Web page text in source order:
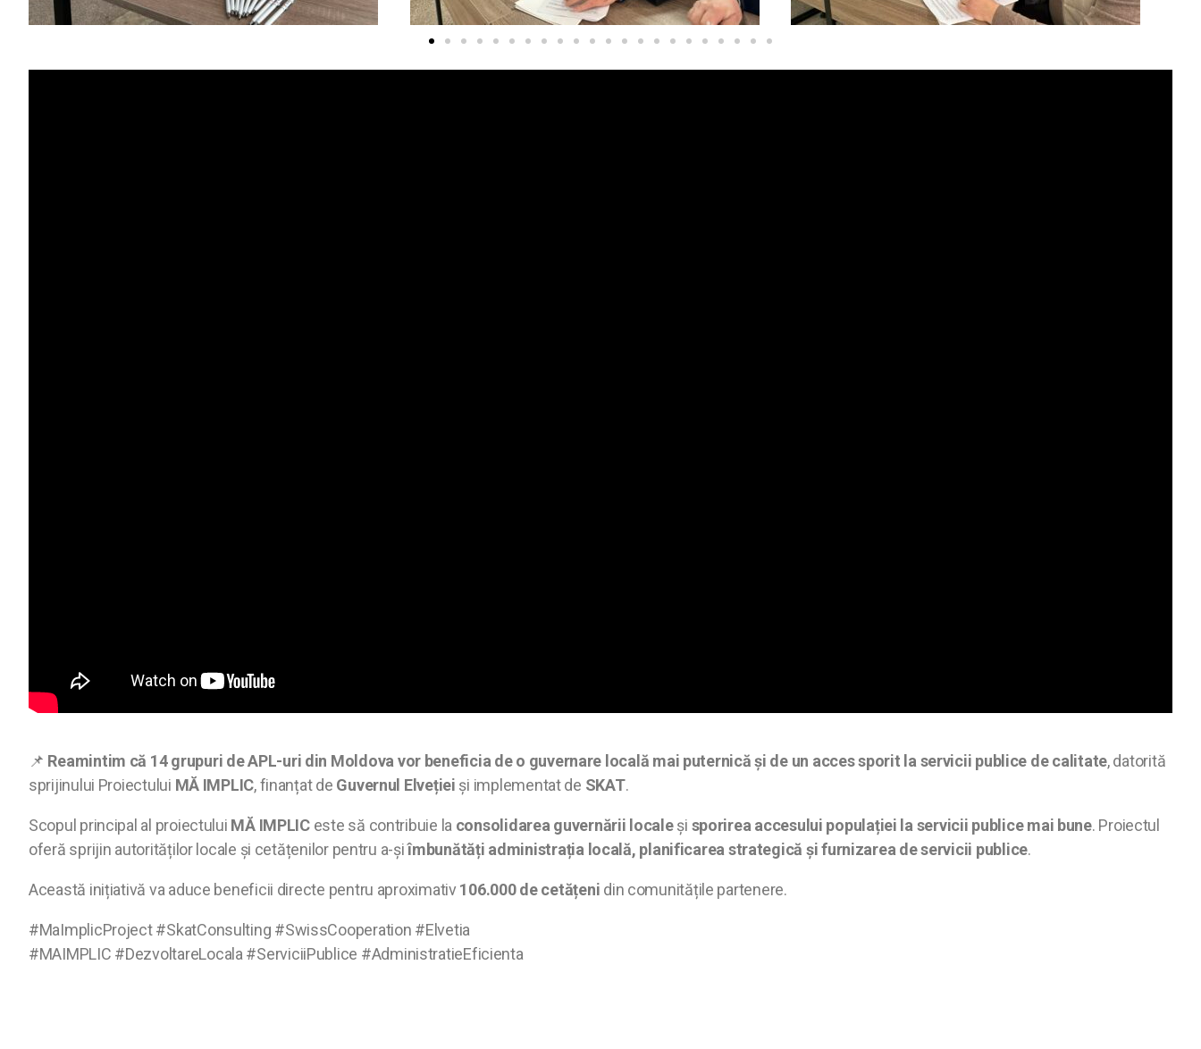
📌 Reamintim că 14 grupuri de APL-uri din Moldova vor beneficia de o guvernare locală mai puternică și de un acces sporit la servicii publice de calitate, datorită
sprijinului Proiectului MĂ IMPLIC, finanțat de Guvernul Elveției și implementat de SKAT.
Scopul principal al proiectului MĂ IMPLICeste să contribuie la consolidarea guvernării localeși sporirea accesului populației la servicii publice mai bune. Proiectul
oferă sprijin autorităților locale și cetățenilor pentru a-șiîmbunătăți administrația locală, planificarea strategică și furnizarea de servicii publice.
Această inițiativă va aduce beneficii directe pentru aproximativ106.000 de cetățeni din comunitățile partenere.
#MaImplicProject #SkatConsulting #SwissCooperation #Elvetia
#MAIMPLIC #DezvoltareLocala #ServiciiPublice #AdministratieEficienta